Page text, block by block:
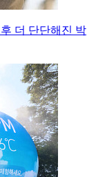
더 단단해진 박